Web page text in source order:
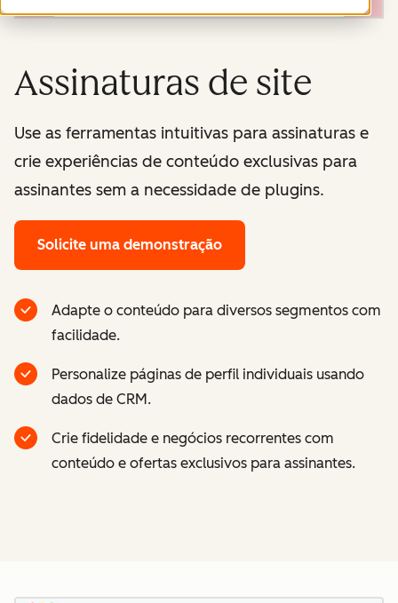
Assinaturas de site
Use as ferramentas intuitivas para assinaturas e
crie experiências de conteúdo exclusivas para
assinantes sem a necessidade de plugins.
Solicite uma demonstração
Adapte o conteúdo para diversos segmentos com
facilidade.
Personalize páginas de perfil individuais usando
dados de CRM.
Crie fidelidade e negócios recorrentes com
conteúdo e ofertas exclusivos para assinantes.